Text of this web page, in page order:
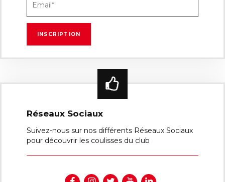
Réseaux Sociaux
Suivez-nous sur nos différents Réseaux Sociaux
pour découvrir les coulisses du club